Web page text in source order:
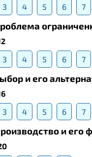
3 4 5 6 7
3 4 5 6 7
и его
3 4 5 6 7
и его